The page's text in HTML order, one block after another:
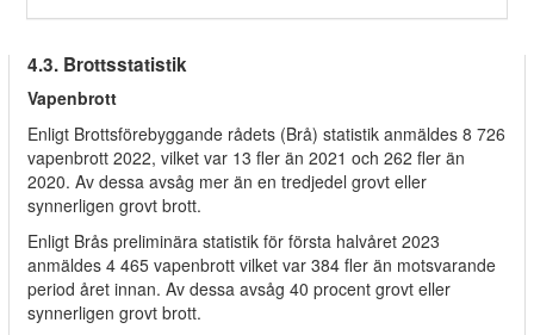
4.3. Brottsstatistik
Vapenbrott
Enligt Brottsförebyggande rådets (Brå) statistik anmäldes 8 726
vapenbrott 2022, vilket var 13 fler än 2021 och 262 fler än
2020. Av dessa avsåg mer än en tredjedel grovt eller
synnerligen grovt brott.
Enligt Brås preliminära statistik för första halvåret 2023
anmäldes 4 465 vapenbrott vilket var 384 fler än motsvarande
period året innan. Av dessa avsåg 40 procent grovt eller
synnerligen grovt brott.